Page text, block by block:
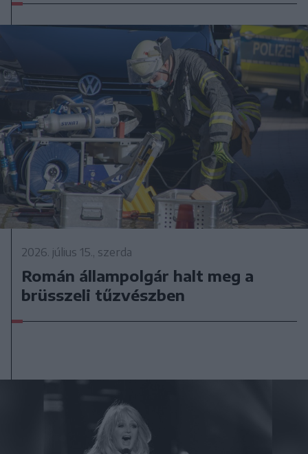
2026. július 15., szerda
Román állampolgár halt meg a
brüsszeli tűzvészben